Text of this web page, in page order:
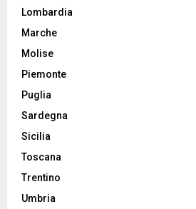
Lombardia
Marche
Molise
Piemonte
Puglia
Sardegna
Sicilia
Toscana
Trentino
Umbria